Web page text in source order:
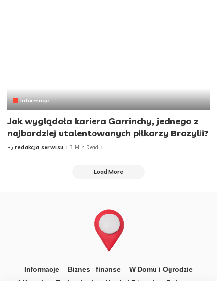
Informacje
Jak wyglądała kariera Garrinchy, jednego z
najbardziej utalentowanych piłkarzy Brazylii?
Posted
By redakcja serwisu 3 Min Read
Load More
Informacje Biznes i finanse
W Domu i Ogrodzie